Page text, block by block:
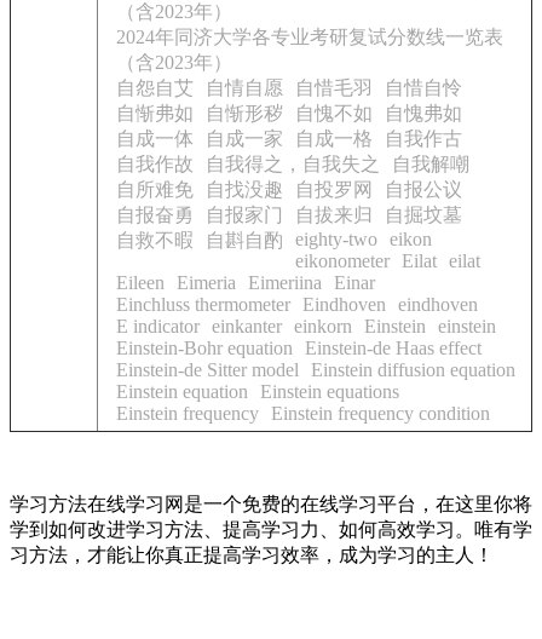
（含2023年）
2024年同济大学各专业考研复试分数线一览表
（含2023年）
自怨自艾
自情自愿 自惜毛羽
自惜自怜
自惭弗如
自惭形秽 自愧不如
自愧弗如
自成一体
自成一家 自成一格
自我作古
自我作故
自我得之，自我失之
自我解嘲
自所难免
自找没趣 自投罗网
自报公议
自报奋勇
自报家门 自拔来归
自掘坟墓
自救不暇
自斟自酌 eighty-two eikon
eikonometer
Eilat eilat
Eileen
Eimeria Eimeriina
Einar
Einchluss thermometer
Eindhoven
eindhoven
E indicator einkanter einkorn Einstein
einstein
Einstein-Bohr equation
Einstein-de Haas effect
Einstein-de Sitter model
Einstein diffusion equation
Einstein equation
Einstein equations
Einstein frequency
Einstein frequency condition
学习方法在线学习网是一个免费的在线学习平台，在这里你将
学到如何改进学习方法、提高学习力、如何高效学习。唯有学
习方法，才能让你真正提高学习效率，成为学习的主人！